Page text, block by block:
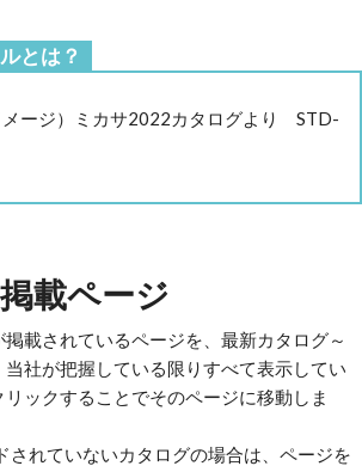
とは？
メージ）ミカサ2022カタログより STD-
載ページ
載されているページを、最新カタログ～
社が把握している限りすべて表示してい
ックすることでそのページに移動しま
されていないカタログの場合は、ページを